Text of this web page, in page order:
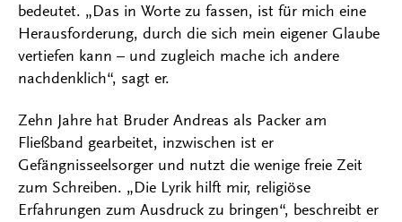
bedeutet. „Das in Worte zu fassen, ist für mich eine
Herausforderung, durch die sich mein eigener Glaube
vertiefen kann – und zugleich mache ich andere
nachdenklich“, sagt er.
Zehn Jahre hat Bruder Andreas als Packer am
Fließband gearbeitet, inzwischen ist er
Gefängnisseelsorger und nutzt die wenige freie Zeit
zum Schreiben. „Die Lyrik hilft mir, religiöse
Erfahrungen zum Ausdruck zu bringen“, beschreibt er